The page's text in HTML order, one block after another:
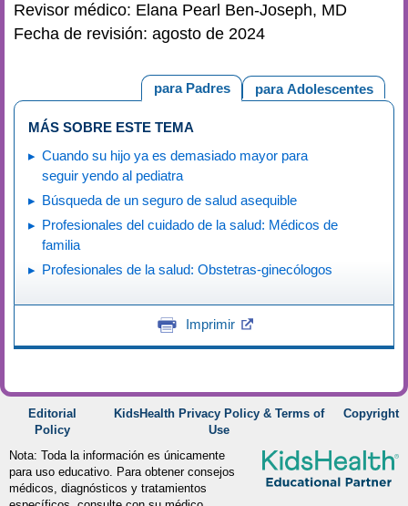
Revisor médico: Elana Pearl Ben-Joseph, MD
Fecha de revisión: agosto de 2024
para Adolescentes
para Padres
MÁS SOBRE ESTE TEMA
Cuando su hijo ya es demasiado mayor para
seguir yendo al pediatra
Búsqueda de un seguro de salud asequible
Profesionales del cuidado de la salud: Médicos de
familia
Profesionales de la salud: Obstetras-ginecólogos
Imprimir
Editorial
Policy
KidsHealth Privacy Policy & Terms of
Use
Copyright
Nota: Toda la información es únicamente
para uso educativo. Para obtener consejos
médicos, diagnósticos y tratamientos